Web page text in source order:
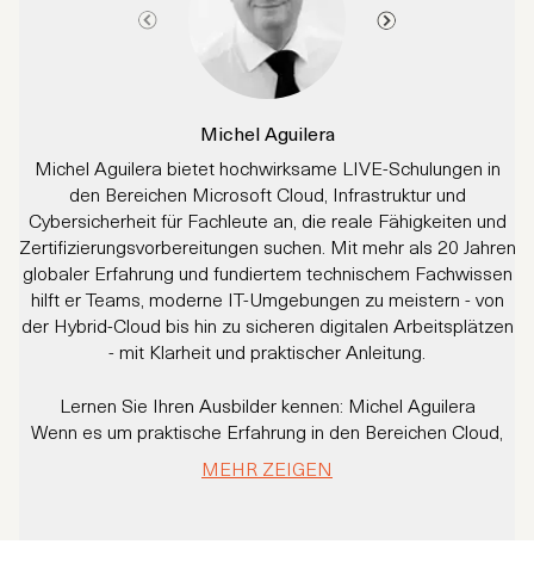
Michel Aguilera
Michel Aguilera bietet hochwirksame LIVE-Schulungen in
den Bereichen Microsoft Cloud, Infrastruktur und
Cybersicherheit für Fachleute an, die reale Fähigkeiten und
Zertifizierungsvorbereitungen suchen. Mit mehr als 20 Jahren
globaler Erfahrung und fundiertem technischem Fachwissen
hilft er Teams, moderne IT-Umgebungen zu meistern - von
der Hybrid-Cloud bis hin zu sicheren digitalen Arbeitsplätzen
- mit Klarheit und praktischer Anleitung.
Lernen Sie Ihren Ausbilder kennen: Michel Aguilera
Wenn es um praktische Erfahrung in den Bereichen Cloud,
Cybersicherheit und Infrastruktur geht, bringt Michel Aguilera
das volle Paket mit.
MEHR ZEIGEN